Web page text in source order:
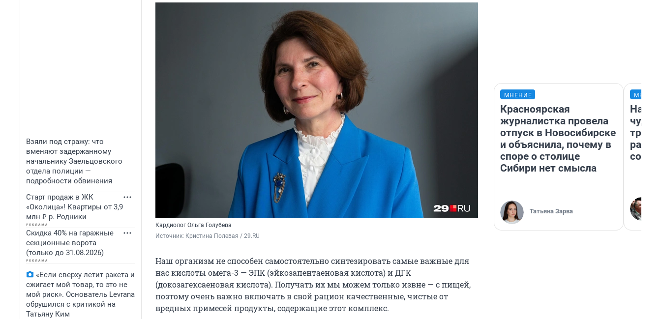
Взяли под стражу: что
вменяют задержанному
начальнику Заельцовского
отдела полиции —
подробности обвинения
Старт продаж в ЖК
«Околица»! Квартиры от 3,9
млн ₽ р. Родники
Скидка 40% на гаражные
секционные ворота
(только до 31.08.2026)
«Если сверху летит ракета и
сжигает мой товар, то это не
мой риск». Основатель Levrana
обрушился с критикой на
Татьяну Ким
Кардиолог Ольга Голубева
Источник: Кристина Полевая / 29.RU
Наш организм не способен самостоятельно синтезировать самые важные для
нас кислоты омега-3 — ЭПК (эйкозапентаеновая кислота) и ДГК
(докозагексаеновая кислота). Получать их мы можем только извне — с пищей,
поэтому очень важно включать в свой рацион качественные, чистые от
вредных примесей продукты, содержащие этот комплекс.
МНЕНИЕ
Красноярская
журналистка провела
отпуск в Новосибирске
и объяснила, почему в
споре о столице
Сибири нет смысла
Татьяна Зарва